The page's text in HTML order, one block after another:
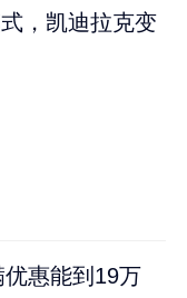
式，凯迪拉克变
惠能到19万